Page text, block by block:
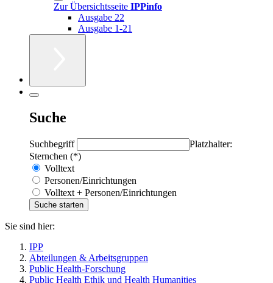
Zur Übersichtsseite IPPinfo
Ausgabe 22
Ausgabe 1-21
Suche
Suchbegriff
Platzhalter:
Sternchen (*)
Volltext
Personen/Einrichtungen
Volltext + Personen/Einrichtungen
Sie sind hier:
IPP
Abteilungen & Arbeitsgruppen
Public Health-Forschung
Public Health Ethik und Health Humanities